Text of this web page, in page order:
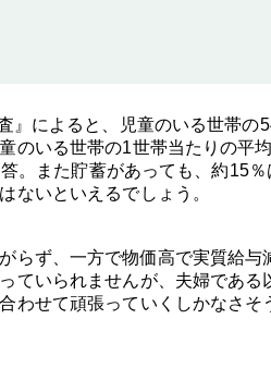
』によると、児童のいる世帯の
のいる世帯の1世帯当たりの平
。また貯蓄があっても、約15
ないといえるでしょう。
らず、一方で物価高で実質給
いられませんが、夫婦である
わせて頑張っていくしかなさそ